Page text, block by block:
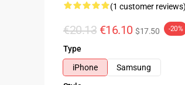
(1 customer reviews)
€20.13 €16.10 $17.50 -20%
Type
iPhone
Samsung